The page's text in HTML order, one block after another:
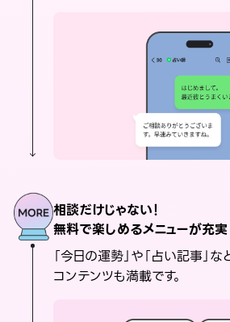
相談だけじゃない！
無料で楽しめるメニューが充実
「今日の運勢」や「占い記事」
コンテンツも満載です。